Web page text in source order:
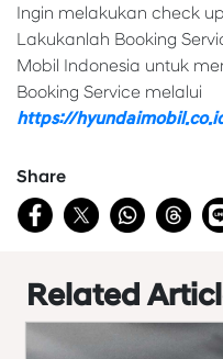
Ingin melakukan check
Lakukanlah Booking
Mobil Indonesia untuk
Booking Service melalui
https://
Share
Related